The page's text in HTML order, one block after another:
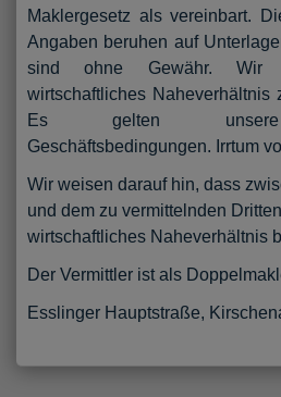
Maklergesetz als vereinbart.
Angaben beruhen auf
sind ohne Gewähr.
wirtschaftliches Naheverhältnis
Es gelten unsere
Geschäftsbedingungen. Irrtum
Wir weisen darauf hin, dass
und dem zu vermittelnden
wirtschaftliches Naheverhältnis
Der Vermittler ist als
Esslinger Hauptstraße,